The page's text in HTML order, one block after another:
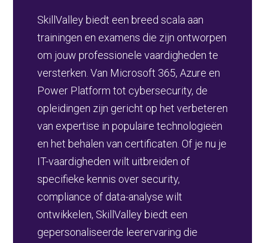
SkillValley biedt een breed scala aan
trainingen en examens die zijn ontworpen
om jouw professionele vaardigheden te
versterken. Van Microsoft 365, Azure en
Power Platform tot cybersecurity, de
opleidingen zijn gericht op het verbeteren
van expertise in populaire technologieën
en het behalen van certificaten. Of je nu je
IT-vaardigheden wilt uitbreiden of
specifieke kennis over security,
compliance of data-analyse wilt
ontwikkelen, SkillValley biedt een
gepersonaliseerde leerervaring die